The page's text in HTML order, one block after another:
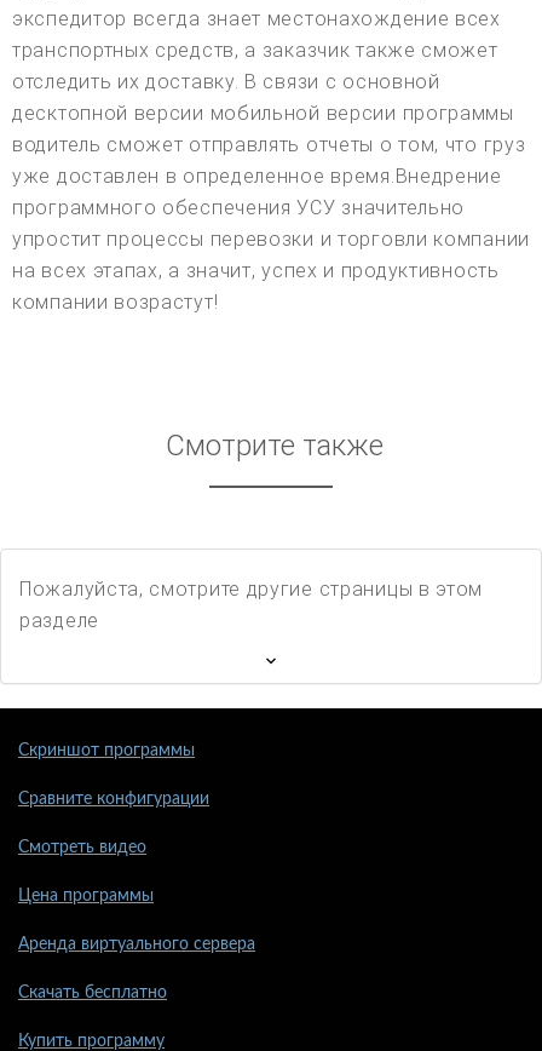
экспедитор всегда знает местонахождение всех
транспортных средств, а заказчик также сможет
отследить их доставку. В связи с основной
десктопной версии мобильной версии программы
водитель сможет отправлять отчеты о том, что груз
уже доставлен в определенное время.Внедрение
программного обеспечения УСУ значительно
упростит процессы перевозки и торговли компании
на всех этапах, а значит, успех и продуктивность
компании возрастут!
Смотрите также
Пожалуйста, смотрите другие страницы в этом
разделе
Скриншот программы
Сравните конфигурации
Смотреть видео
Цена программы
Аренда виртуального сервера
Скачать бесплатно
Купить программу